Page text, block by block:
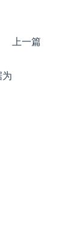
上一篇
为